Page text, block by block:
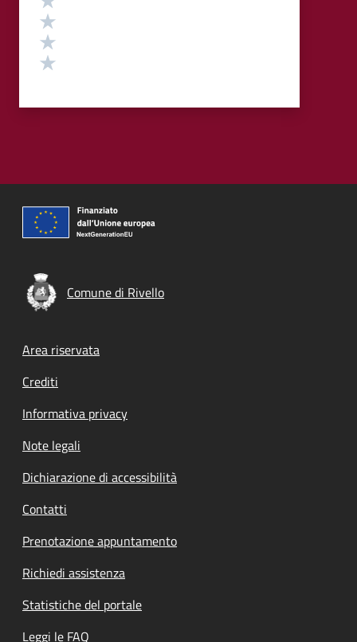
Comune di Rivello
Footer menu
Area riservata
Crediti
Informativa privacy
Note legali
Dichiarazione di accessibilità
Contatti
Prenotazione appuntamento
Richiedi assistenza
Statistiche del portale
Leggi le FAQ